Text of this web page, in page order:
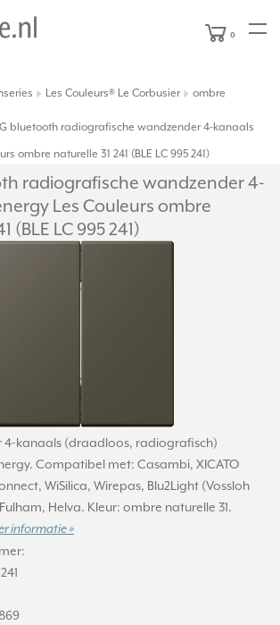
0
Les Couleurs® Le Corbusier ombre
bluetooth radiografische wandzender 4-kanaals
ombre naturelle 31 241 (BLE LC 995 241)
radiografische wandzender 4-
Les Couleurs ombre
(BLE LC 995 241)
4-kanaals (draadloos, radiografisch)
Compatibel met: Casambi, XICATO
WiSilica, Wirepas, Blu2Light (Vossloh
Helva. Kleur: ombre naturelle 31.
informatie »